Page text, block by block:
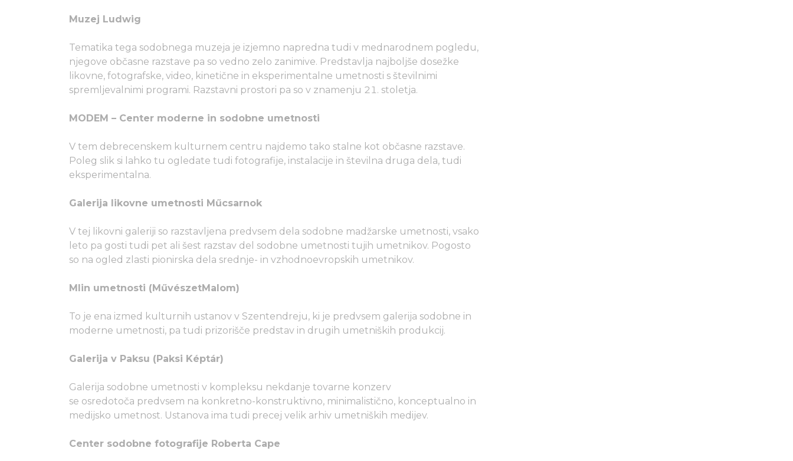
Muzej Ludwig
Tematika tega sodobnega muzeja je izjemno napredna tudi v mednarodnem pogledu,
njegove občasne razstave pa so vedno zelo zanimive. Predstavlja najboljše dosežke
likovne, fotografske, video, kinetične in eksperimentalne umetnosti s številnimi
spremljevalnimi programi. Razstavni prostori pa so v znamenju 21. stoletja.
MODEM – Center moderne in sodobne umetnosti
V tem debrecenskem kulturnem centru najdemo tako stalne kot občasne razstave.
Poleg slik si lahko tu ogledate tudi fotografije, instalacije in številna druga dela, tudi
eksperimentalna.
Galerija likovne umetnosti Műcsarnok
V tej likovni galeriji so razstavljena predvsem dela sodobne madžarske umetnosti, vsako
leto pa gosti tudi pet ali šest razstav del sodobne umetnosti tujih umetnikov. Pogosto
so na ogled zlasti pionirska dela srednje- in vzhodnoevropskih umetnikov.
Mlin umetnosti (MűvészetMalom)
To je ena izmed kulturnih ustanov v Szentendreju, ki je predvsem galerija sodobne in
moderne umetnosti, pa tudi prizorišče predstav in drugih umetniških produkcij.
Galerija v Paksu (Paksi Képtár)
Galerija sodobne umetnosti v kompleksu nekdanje tovarne konzerv
se osredotoča predvsem na konkretno-konstruktivno, minimalistično, konceptualno in
medijsko umetnost. Ustanova ima tudi precej velik arhiv umetniških medijev.
Center sodobne fotografije Roberta Cape